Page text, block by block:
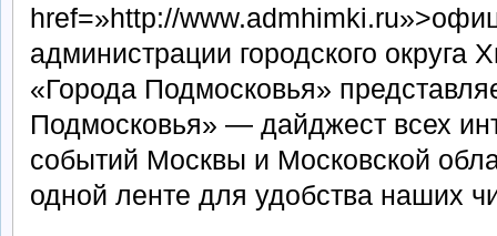
href=»http://
администрации городского округа
«Города Подмосковья»
Подмосковья» — дайджест всех
событий Москвы и Московской
одной ленте для удобства наших